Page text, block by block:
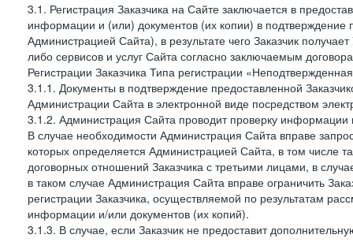
3.1. Регистрация Заказчика на Сайте заключается в
информации и (или) документов (их копии) в
Администрацией Сайта), в результате чего Заказчик
либо сервисов и услуг Сайта согласно заключаемым
Регистрации Заказчика Типа регистрации
3.1.1. Документы в подтверждение предоставленной
Администрации Сайта в электронной виде посредством
3.1.2. Администрация Сайта проводит проверку информации
В случае необходимости Администрация Сайта вправе
которых определяется Администрацией Сайта, в том числе
договорных отношений Заказчика с третьими лицами, в
в таком случае Администрация Сайта вправе ограничить
регистрации Заказчика, осуществляемой по результатам
информации и/или документов (их копий).
3.1.3. В случае, если Заказчик не предоставит